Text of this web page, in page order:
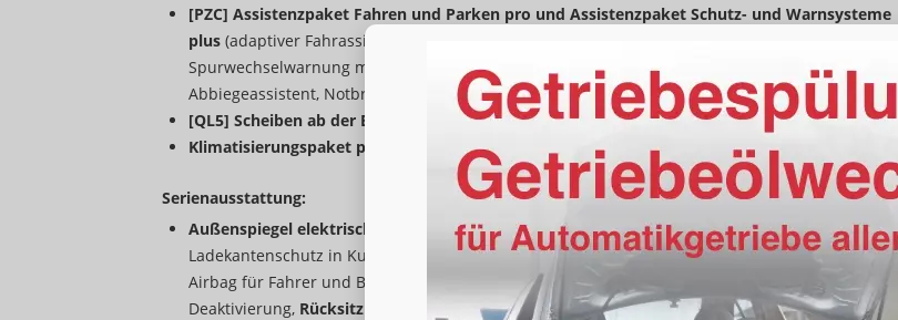
[PZC] Assistenzpaket Fahren und Parken pro und Assistenzpaket Schutz- und Warnsysteme
plus (adaptiver Fahrassistent plus mit Notfallassistent inkl. assistierten Spurwechsel,
Spurwechselwarnung mit Ausstiegswarnung, Querverkehrassistent vorn, Ausweichassistent und
Abbiegeassistent, Notbremsassistent vorn, proaktiver Insassenschutz Front - Seite und Heck)
[QL5] Scheiben ab der B-Säule abgedunkelt
Klimatisierungspaket plus
(Klimaautomatik 3-Zonen-Climatronic, Sitzheizung vorn)
Serienausstattung:
Außenspiegel elektrisch einstell- und beheizbar, Lichtsensor, Coming/Leaving Home Funktion,
Ladekantenschutz in Kunststoff, LED-Tagfahrlicht, Dachhimmel Stoff, Mittelarmlehne vorn,
Airbag für Fahrer und Beifahrer, Seitenairbag vorn mit Kopfairbag, Beifahrerairbag-
Deaktivierung, Rücksitzbank plus
(die Rücksitzlehne ist im Verhältnis 40:20:40 teilbar und